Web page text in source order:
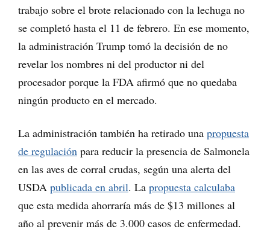
trabajo sobre el brote relacionado con la lechuga no
se completó hasta el 11 de febrero. En ese momento,
la administración Trump tomó la decisión de no
revelar los nombres ni del productor ni del
procesador porque la FDA afirmó que no quedaba
ningún producto en el mercado.
La administración también ha retirado una propuesta
de regulación para reducir la presencia de Salmonela
en las aves de corral crudas, según una alerta del
USDA publicada en abril. La propuesta calculaba
que esta medida ahorraría más de $13 millones al
año al prevenir más de 3.000 casos de enfermedad.